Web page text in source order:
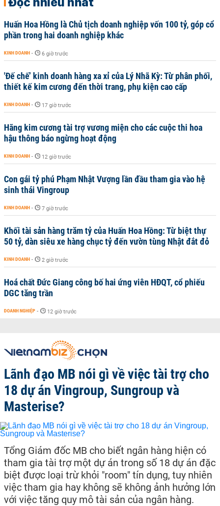
Huấn Hoa Hồng là Chủ tịch doanh nghiệp vốn 100 tỷ, góp cổ
phần trong hai doanh nghiệp khác
KINH DOANH - 6 giờ trước
'Đế chế’ kinh doanh hàng xa xỉ của Lý Nhã Kỳ: Từ phân phối,
thiết kế kim cương đến thời trang, phụ kiện cao cấp
KINH DOANH - 17 giờ trước
Hãng kim cương tài trợ vương miện cho các cuộc thi hoa
hậu thông báo ngừng hoạt động
KINH DOANH - 12 giờ trước
Con gái tỷ phú Phạm Nhật Vượng lần đầu tham gia vào hệ
sinh thái Vingroup
KINH DOANH - 7 giờ trước
Khối tài sản hàng trăm tỷ của Huấn Hoa Hồng: Từ biệt thự
50 tỷ, dàn siêu xe hàng chục tỷ đến vườn tùng Nhật đắt đỏ
KINH DOANH - 2 giờ trước
Hoá chất Đức Giang công bố hai ứng viên HĐQT, cổ phiếu
DGC tăng trần
DOANH NGHIỆP - 12 giờ trước
Lãnh đạo MB nói gì về việc tài trợ cho
18 dự án Vingroup, Sungroup và
Masterise?
Tổng Giám đốc MB cho biết ngân hàng hiện có
tham gia tài trợ một dự án trong số 18 dự án đặc
biệt được loại trừ khỏi "room" tín dụng, tuy nhiên
việc tham gia hay không sẽ không ảnh hưởng lớn
với việc tăng quy mô tài sản của ngân hàng.